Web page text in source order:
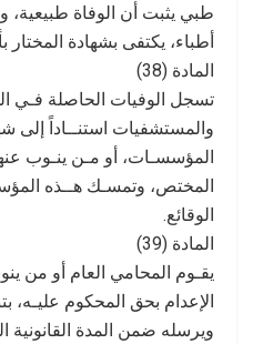
طبي يثبت أن الوفاة طبيعية،
أطباء، يكتفى بشهادة المختار
المادة (38)
تسجل الوفيات الحاصلة فـي
والمستشفيات استنــاداً إلى
المؤسسـات، أو مـن ينـوب
المختص، وتمسـك هــذه
الوقائع.
المادة (39)
يقـوم المحامي العام أو من
الإعدام بحق المحكوم عليـه،
ويرسله ضمن المدة القانونية